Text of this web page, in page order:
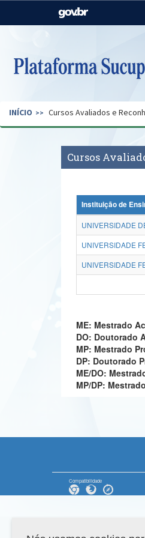
Casa Civil
Pecuária e Abastecimento
Secretaria de Governo
INÍCIO Cursos Avaliados e
Cursos
Instituição de
UNIVERSIDADE
UNIVERSIDADE
UNIVERSIDADE
ME: Mestrado
DO:
MP: Mestrado
DP: Doutorado
ME/DO:
MP/DP:
Compatibilidade